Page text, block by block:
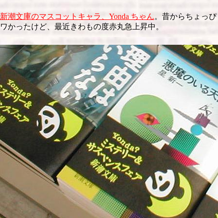
新潮文庫のマスコットキャラ、Yonda ちゃん。昔からちょっ
かったけど、最近きわもの度赤丸急上昇中。